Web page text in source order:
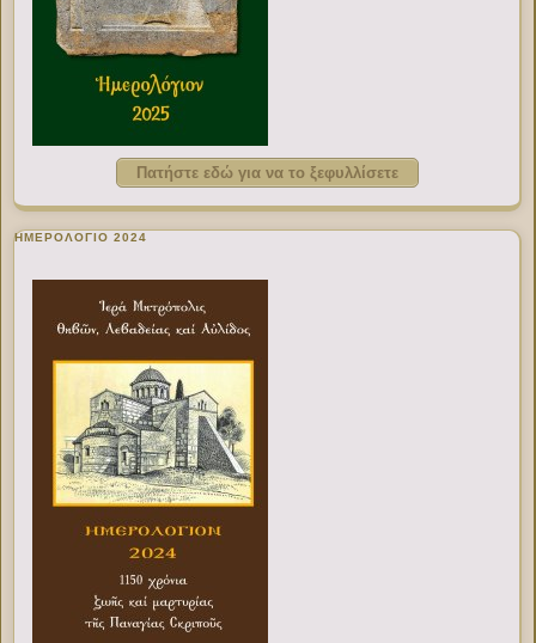
Πατήστε εδώ για να το ξεφυλλίσετε
ΗΜΕΡΟΛΟΓΙΟ 2024